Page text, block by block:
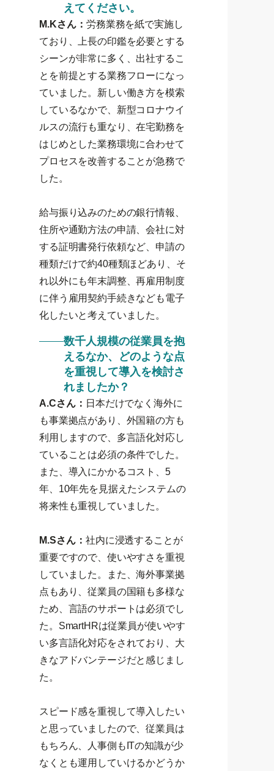
えてください。
M.Kさん： 労務業務を紙で実施し
ており、上長の印鑑を必要とする
シーンが非常に多く、出社するこ
とを前提とする業務フローになっ
ていました。新しい働き方を模索
しているなかで、新型コロナウイ
ルスの流行も重なり、在宅勤務を
はじめとした業務環境に合わせて
プロセスを改善することが急務で
した。
給与振り込みのための銀行情報、
住所や通勤方法の申請、会社に対
する証明書発行依頼など、申請の
種類だけで約40種類ほどあり、そ
れ以外にも年末調整、再雇用制度
に伴う雇用契約手続きなども電子
化したいと考えていました。
数千人規模の従業員を抱
えるなか、どのような点
を重視して導入を検討さ
れましたか？
A.Cさん： 日本だけでなく海外に
も事業拠点があり、外国籍の方も
利用しますので、多言語化対応し
ていることは必須の条件でした。
また、導入にかかるコスト、5
年、10年先を見据えたシステムの
将来性も重視していました。
M.Sさん： 社内に浸透することが
重要ですので、使いやすさを重視
していました。また、海外事業拠
点もあり、従業員の国籍も多様な
ため、言語のサポートは必須でし
た。SmartHRは従業員が使いやす
い多言語化対応をされており、大
きなアドバンテージだと感じまし
た。
スピード感を重視して導入したい
と思っていましたので、従業員は
もちろん、人事側もITの知識が少
なくとも運用していけるかどうか